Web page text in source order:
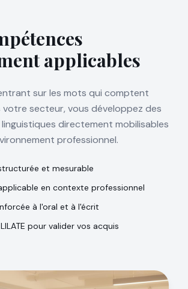
applicables
sur les mots qui comptent
votre secteur, vous développez des
directement mobilisables
professionnel.
et mesurable
en contexte professionnel
à l'oral et à l'écrit
pour valider vos acquis